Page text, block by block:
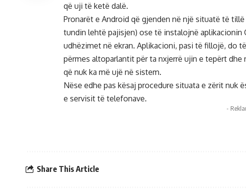
që uji të ketë dalë.
Pronarët e Android që gjenden në një situatë të
tundin lehtë pajisjen) ose të instalojnë aplikacionin
udhëzimet në ekran. Aplikacioni, pasi të fillojë, do
përmes altoparlantit për ta nxjerrë ujin e tepërt
që nuk ka më ujë në sistem.
Nëse edhe pas kësaj procedure situata e zërit nuk
e servisit të telefonave.
-
Share This Article